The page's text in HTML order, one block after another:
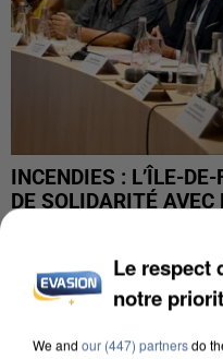
INCENDIES : L’ÎLE-
DE SOLIDARITÉ AVEC
Le respect
notre
We and our (447) partnersdo